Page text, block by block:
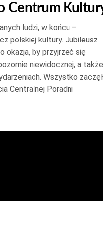
Centrum
ludzi, w końcu –
polskiej kultury. Jubileusz
okazja, by przyjrzeć się
niewidocznej, a także
Wszystko
Centralnej Poradni